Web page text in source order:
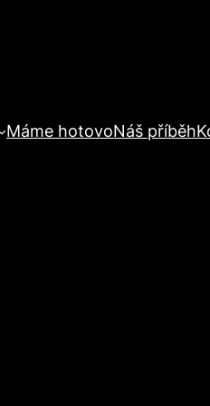
Máme hotovoNáš příběh